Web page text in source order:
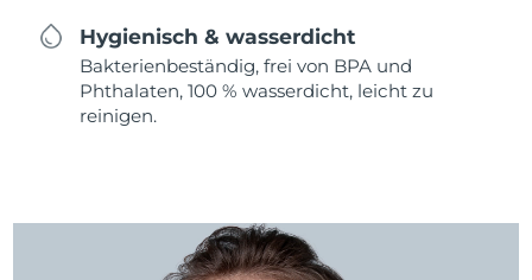
Hygienisch & wasserdicht
Bakterienbeständig, frei von BPA und
Phthalaten, 100 % wasserdicht, leicht zu
reinigen.